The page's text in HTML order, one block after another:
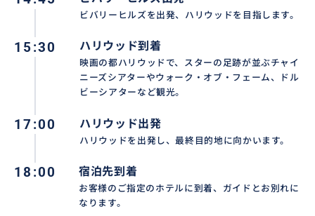
ビバリーヒルズを出発、ハリウッドを目指します。
15:30 ハリウッド到着
映画の都ハリウッドで、スターの足跡が並ぶチャイ
ニーズシアターやウォーク・オブ・フェーム、ドル
ビーシアターなど観光。
17:00 ハリウッド出発
ハリウッドを出発し、最終目的地に向かいます。
18:00 宿泊先到着
お客様のご指定のホテルに到着、ガイドとお別れに
なります。